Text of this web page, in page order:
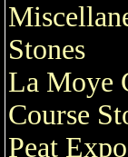
Stones
La Moye
Course
Peat